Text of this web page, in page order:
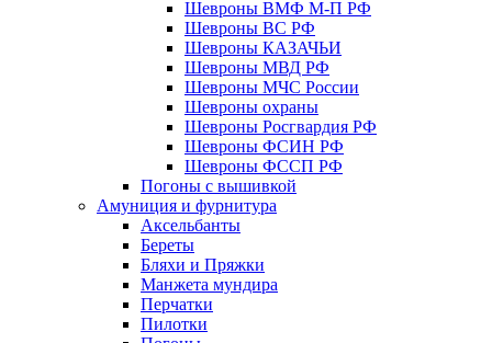
Шевроны ВМФ М-П РФ
Шевроны ВС РФ
Шевроны КАЗАЧЬИ
Шевроны МВД РФ
Шевроны МЧС России
Шевроны охраны
Шевроны Росгвардия РФ
Шевроны ФСИН РФ
Шевроны ФССП РФ
Погоны с вышивкой
Амуниция и фурнитура
Аксельбанты
Береты
Бляхи и Пряжки
Манжета мундира
Перчатки
Пилотки